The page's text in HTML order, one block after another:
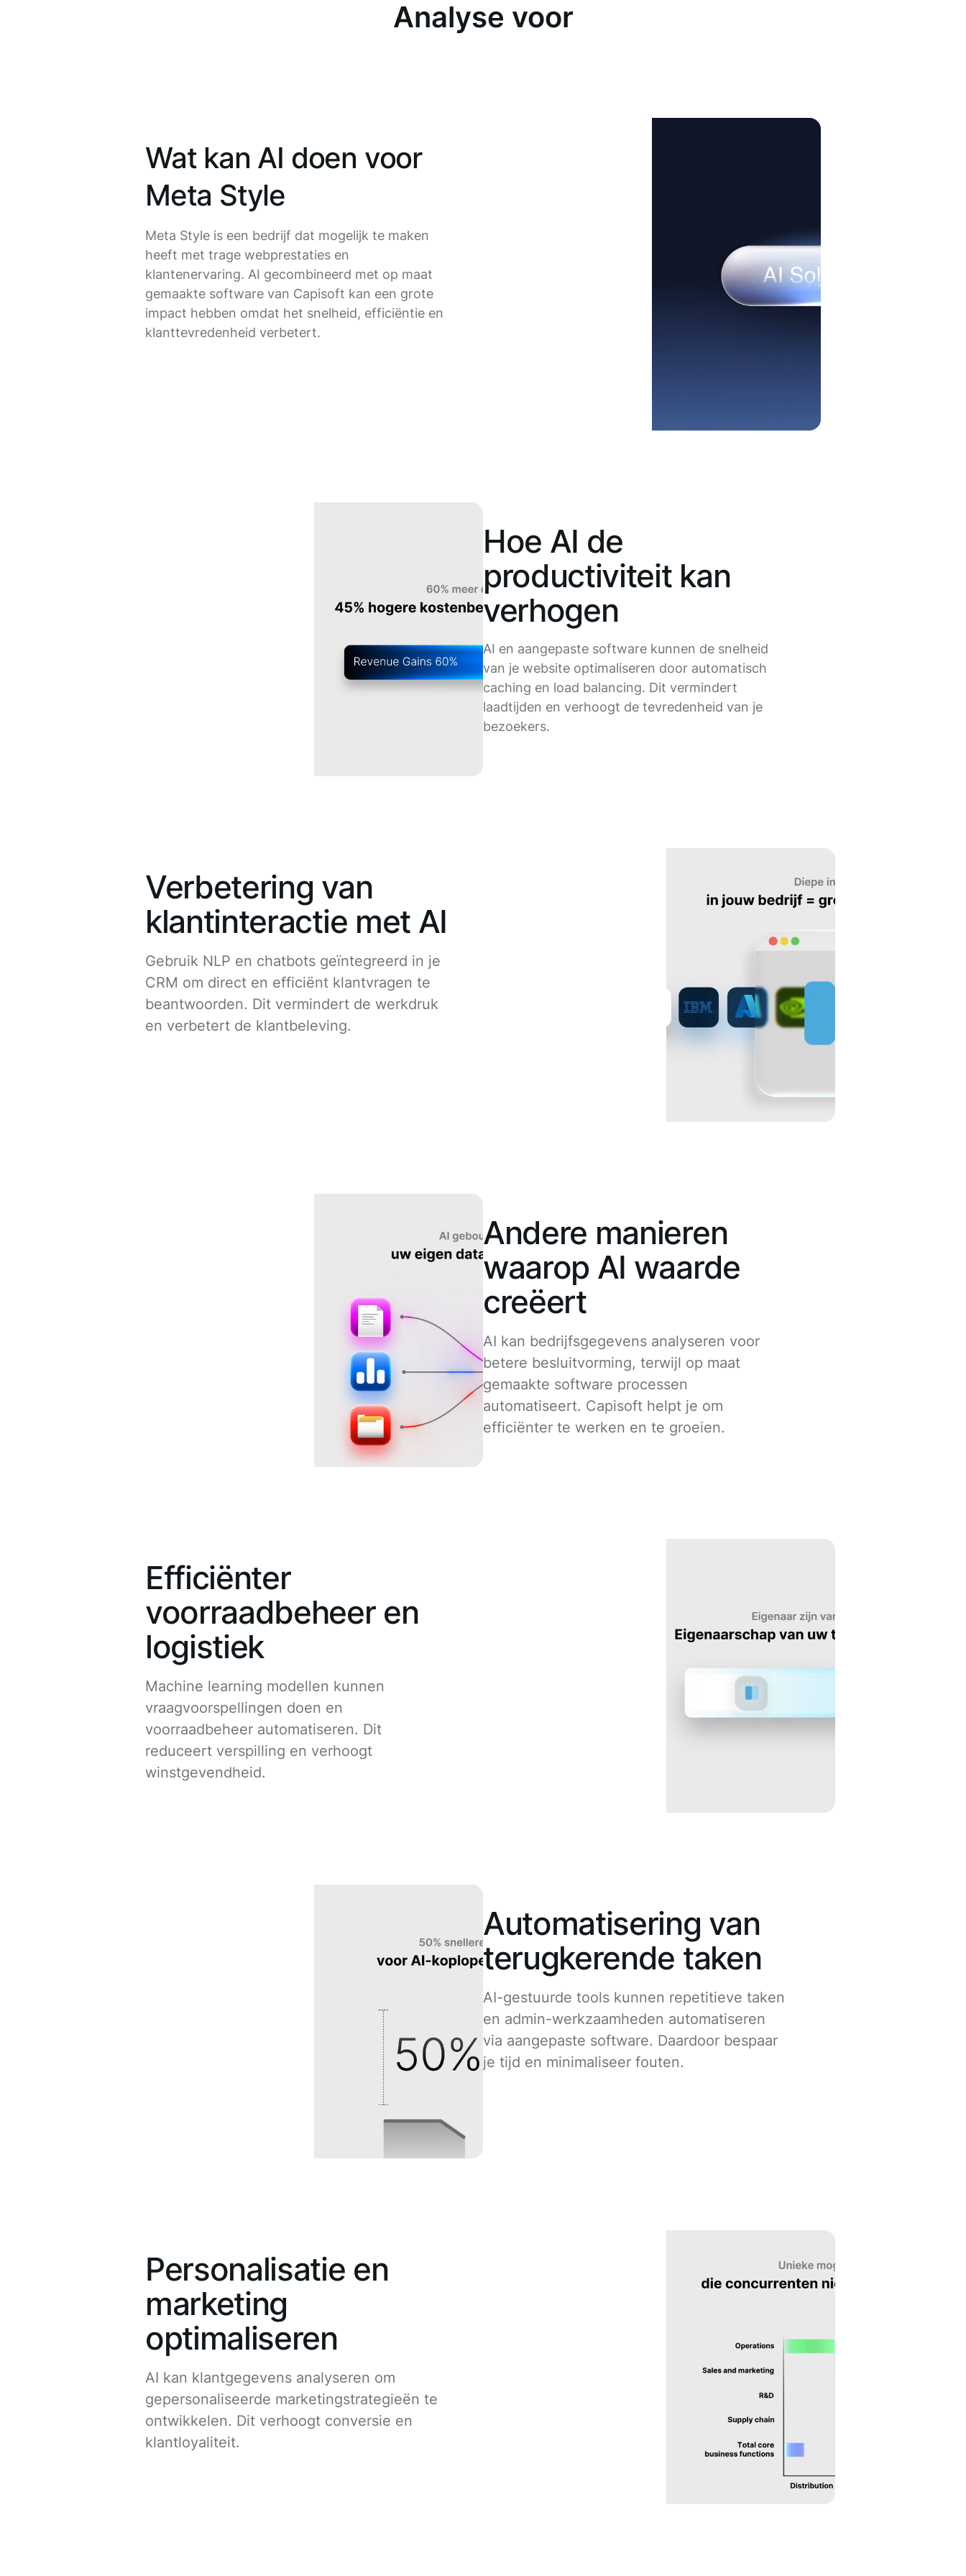
Analyse voor
Wat kan AI doen voor
Meta Style
Meta Style is een bedrijf dat mogelijk te maken
heeft met trage webprestaties en
klantenervaring. AI gecombineerd met op maat
gemaakte software van Capisoft kan een grote
impact hebben omdat het snelheid, efficiëntie en
klanttevredenheid verbetert.
Hoe AI de
productiviteit kan
verhogen
AI en aangepaste software kunnen de snelheid
van je website optimaliseren door automatisch
caching en load balancing. Dit vermindert
laadtijden en verhoogt de tevredenheid van je
bezoekers.
Verbetering van
klantinteractie met AI
Gebruik NLP en chatbots geïntegreerd in je
CRM om direct en efficiënt klantvragen te
beantwoorden. Dit vermindert de werkdruk
en verbetert de klantbeleving.
Andere manieren
waarop AI waarde
creëert
AI kan bedrijfsgegevens analyseren voor
betere besluitvorming, terwijl op maat
gemaakte software processen
automatiseert. Capisoft helpt je om
efficiënter te werken en te groeien.
Efficiënter
voorraadbeheer en
logistiek
Machine learning modellen kunnen
vraagvoorspellingen doen en
voorraadbeheer automatiseren. Dit
reduceert verspilling en verhoogt
winstgevendheid.
Automatisering van
terugkerende taken
AI-gestuurde tools kunnen repetitieve taken
en admin-werkzaamheden automatiseren
via aangepaste software. Daardoor bespaar
je tijd en minimaliseer fouten.
Personalisatie en
marketing
optimaliseren
AI kan klantgegevens analyseren om
gepersonaliseerde marketingstrategieën te
ontwikkelen. Dit verhoogt conversie en
klantloyaliteit.